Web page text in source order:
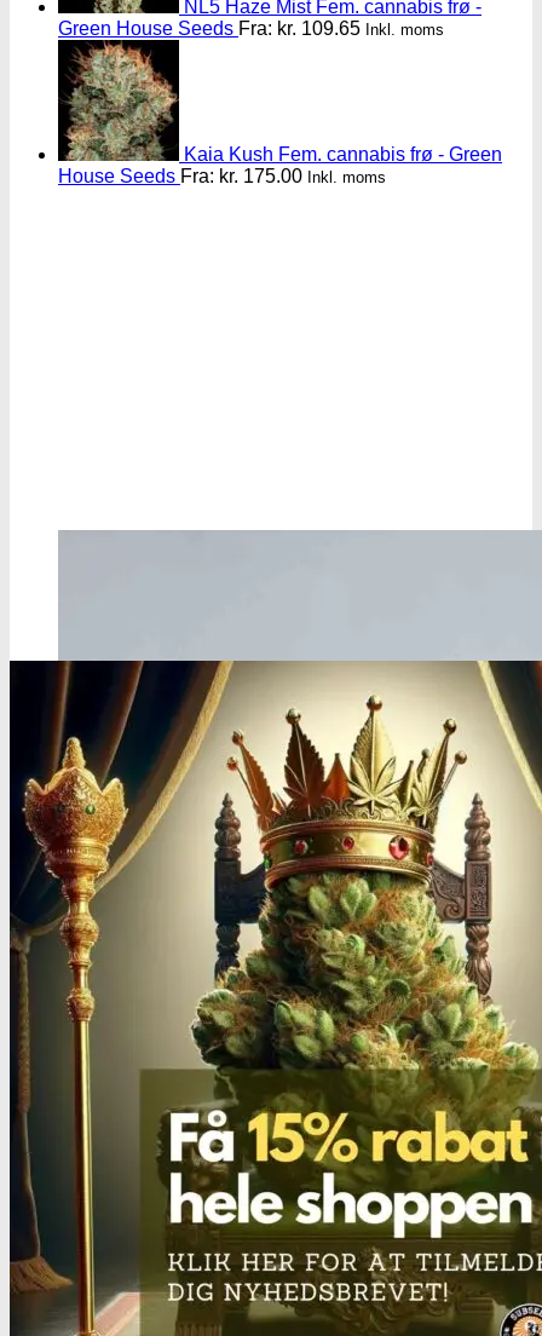
NL5 Haze Mist Fem. cannabis frø -
Green House Seeds Fra: kr. 109.65 Inkl. moms
Kaia Kush Fem. cannabis frø - Green
House Seeds Fra: kr. 175.00 Inkl. moms